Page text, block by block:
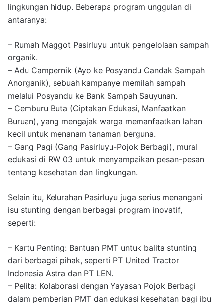
lingkungan hidup. Beberapa program unggulan di
antaranya:
– Rumah Maggot Pasirluyu untuk pengelolaan sampah
organik.
– Adu Campernik (Ayo ke Posyandu Candak Sampah
Anorganik), sebuah kampanye memilah sampah
melalui Posyandu ke Bank Sampah Sauyunan.
– Cemburu Buta (Ciptakan Edukasi, Manfaatkan
Buruan), yang mengajak warga memanfaatkan lahan
kecil untuk menanam tanaman berguna.
– Gang Pagi (Gang Pasirluyu-Pojok Berbagi), mural
edukasi di RW 03 untuk menyampaikan pesan-pesan
tentang kesehatan dan lingkungan.
Selain itu, Kelurahan Pasirluyu juga serius menangani
isu stunting dengan berbagai program inovatif,
seperti:
– Kartu Penting: Bantuan PMT untuk balita stunting
dari berbagai pihak, seperti PT United Tractor
Indonesia Astra dan PT LEN.
– Pelita: Kolaborasi dengan Yayasan Pojok Berbagi
dalam pemberian PMT dan edukasi kesehatan bagi ibu